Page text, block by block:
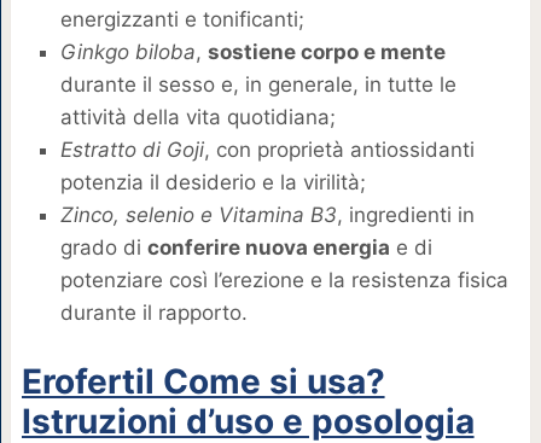
energizzanti e tonificanti;
Ginkgo biloba, sostiene corpo e mente
durante il sesso e, in generale, in tutte le
attività della vita quotidiana;
Estratto di Goji, con proprietà antiossidanti
potenzia il desiderio e la virilità;
Zinco, selenio e Vitamina B3, ingredienti in
grado di conferire nuova energia e di
potenziare così l’erezione e la resistenza fisica
durante il rapporto.
Erofertil Come si usa?
Istruzioni d’uso e posologia